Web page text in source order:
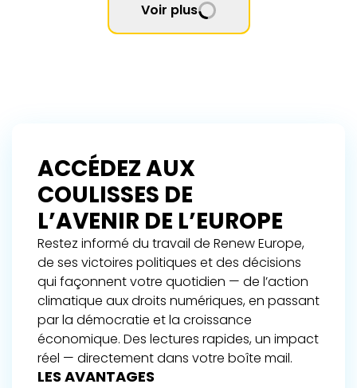
Voir plus
ACCÉDEZ AUX
COULISSES DE
L’AVENIR DE L’EUROPE
Restez informé du travail de Renew Europe,
de ses victoires politiques et des décisions
qui façonnent votre quotidien — de l’action
climatique aux droits numériques, en passant
par la démocratie et la croissance
économique. Des lectures rapides, un impact
réel — directement dans votre boîte mail.
LES AVANTAGES